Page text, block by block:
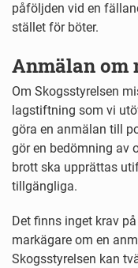
påföljden vid en
stället för böter.
Anmälan om
Om Skogsstyrelsen
lagstiftning som vi
göra en anmälan till
gör en bedömning av
brott ska upprättas
tillgängliga.
Det finns inget krav
markägare om en
Skogsstyrelsen kan